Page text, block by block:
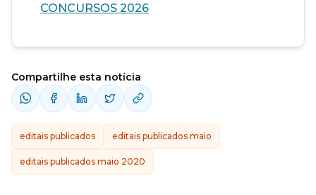
CONCURSOS 2026
Compartilhe esta notícia
editais publicados editais publicados maio
editais publicados maio 2020